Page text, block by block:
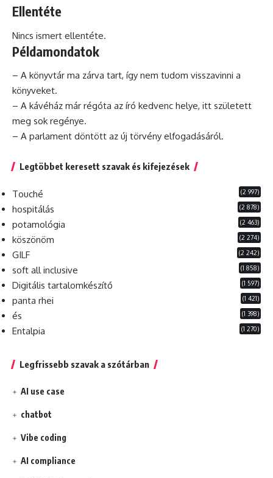
Ellentéte
Nincs ismert ellentéte.
Példamondatok
– A könyvtár ma zárva tart, így nem tudom visszavinni a
könyveket.
– A kávéház már régóta az író kedvenc helye, itt született
meg sok regénye.
– A parlament döntött az új törvény elfogadásáról.
Legtöbbet keresett szavak és kifejezések
Touché (2 997)
hospitálás (2 878)
potamológia (2 463)
köszönöm (2 274)
GILF (2 242)
soft all inclusive (1 858)
Digitális tartalomkészítő (1 597)
panta rhei (1 421)
és (1 398)
Entalpia (1 270)
Legfrissebb szavak a szótárban
AI use case
chatbot
Vibe coding
AI compliance